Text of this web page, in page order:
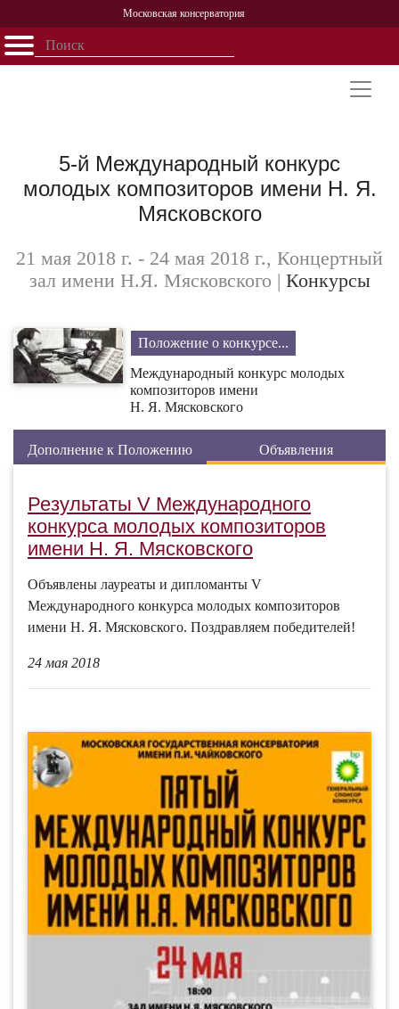
Московская консерватория
Открыть - закрыть
Персоналии
История
5-й Международный конкурс
молодых композиторов имени Н. Я.
Мясковского
21 мая 2018 г. - 24 мая 2018 г., Концертный
зал имени Н.Я. Мясковского | Конкурсы
Положение о конкурсе...
Международный конкурс молодых
композиторов имени
Н. Я. Мясковского
Дополнение к Положению Объявления
Результаты V Международного
конкурса молодых композиторов
имени Н. Я. Мясковского
Объявлены лауреаты и дипломанты V
Международного конкурса молодых композиторов
имени Н. Я. Мясковского. Поздравляем победителей!
24 мая 2018